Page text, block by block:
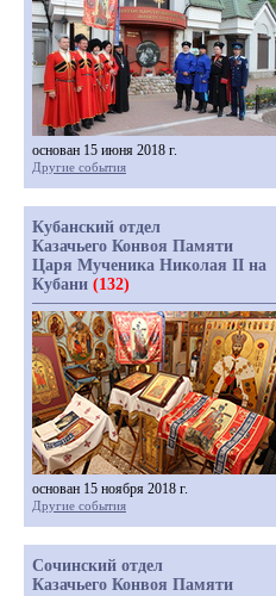
основан 15 июня 2018 г.
Другие события
Кубанский отдел
Казачьего Конвоя Памяти
Царя Мученика Николая II на
Кубани (132)
основан 15 ноября 2018 г.
Другие события
Сочинский отдел
Казачьего Конвоя Памяти